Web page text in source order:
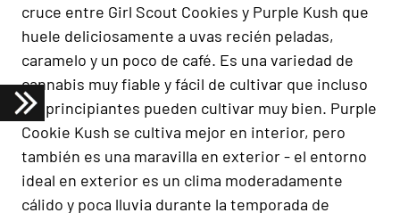
cruce entre Girl Scout Cookies y Purple Kush que
huele deliciosamente a uvas recién peladas,
caramelo y un poco de café. Es una variedad de
cannabis muy fiable y fácil de cultivar que incluso
los principiantes pueden cultivar muy bien. Purple
Cookie Kush se cultiva mejor en interior, pero
también es una maravilla en exterior - el entorno
ideal en exterior es un clima moderadamente
cálido y poca lluvia durante la temporada de